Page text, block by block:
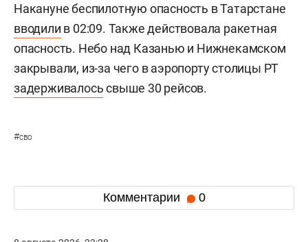
Накануне беспилотную опасность в Татарстане
вводили в 02:09. Также действовала ракетная
опасность. Небо над Казанью и Нижнекамском
закрывали, из-за чего в аэропорту столицы РТ
задерживалосьсвыше 30 рейсов.
#сво
Комментарии 0